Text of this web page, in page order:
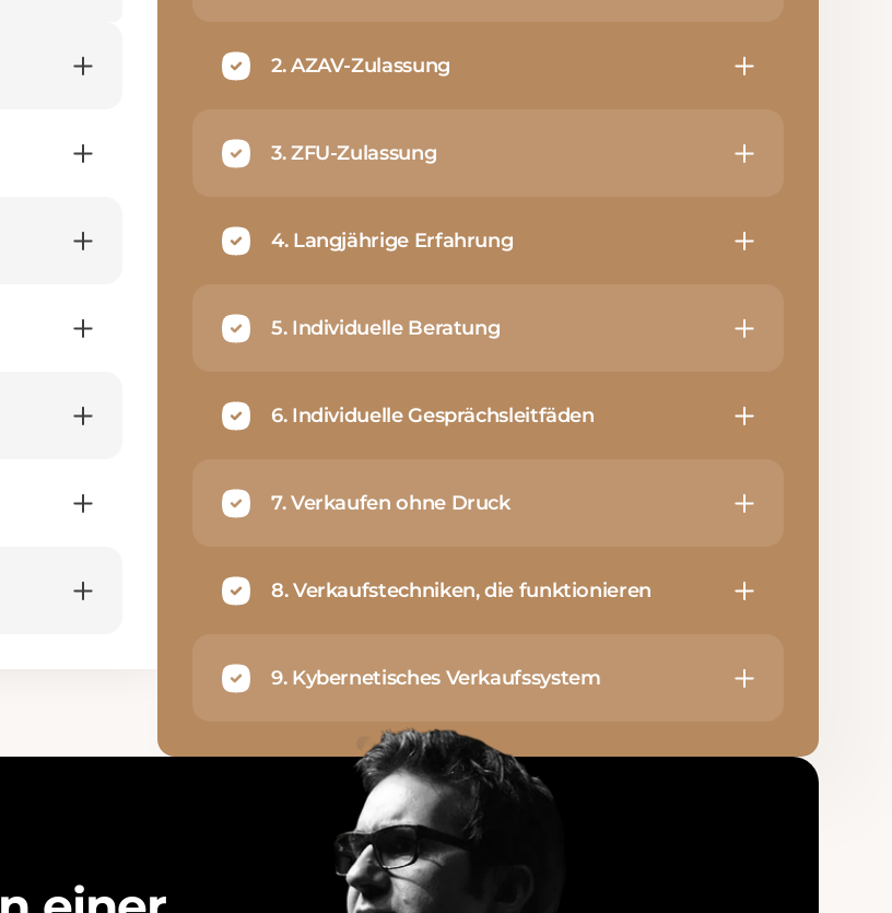
2. AZAV-Zulassung
3. ZFU-Zulassung
4. Langjährige Erfahrung
5. Individuelle Beratung
6. Individuelle Gesprächsleitfäden
7. Verkaufen ohne Druck
8. Verkaufstechniken, die funktionieren
9. Kybernetisches Verkaufssystem